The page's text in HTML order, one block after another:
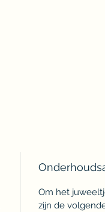
Om het
zijn de